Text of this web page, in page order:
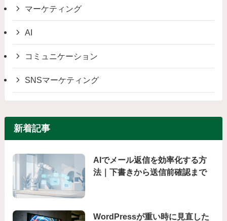
マーケティング
AI
コミュニケーション
SNSマーケティング
新着記事
AIでメール返信を効率化する方
法｜下書きから送信前確認まで
WordPressが重い時に見直した